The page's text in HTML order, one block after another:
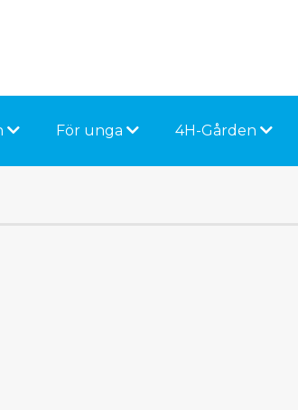
För unga 4H-Gården